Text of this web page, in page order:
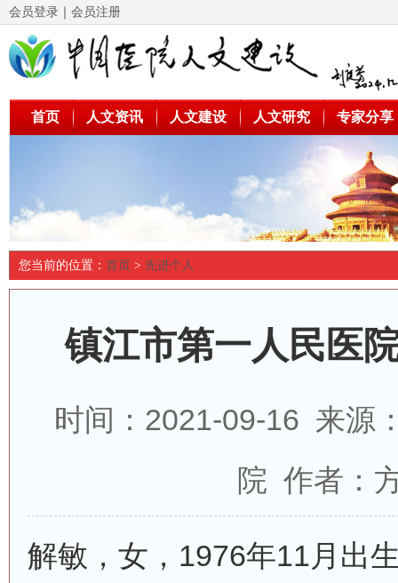
会员登录 ｜ 会员注册
首页 人文资讯 人文建设 人文研究 专家分享
您当前的位置： 首页 > 先进个人
镇江市第一人民医
时间：2021-09-16 来源
院 作者：
解敏，女，1976年11月出